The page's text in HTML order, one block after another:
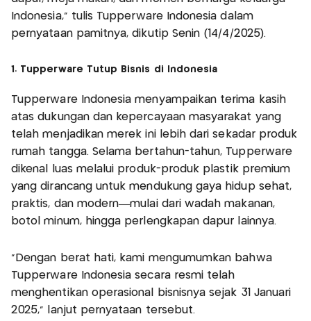
Indonesia,” tulis Tupperware Indonesia dalam
pernyataan pamitnya, dikutip Senin (14/4/2025).
1. Tupperware Tutup Bisnis di Indonesia
Tupperware Indonesia menyampaikan terima kasih
atas dukungan dan kepercayaan masyarakat yang
telah menjadikan merek ini lebih dari sekadar produk
rumah tangga. Selama bertahun-tahun, Tupperware
dikenal luas melalui produk-produk plastik premium
yang dirancang untuk mendukung gaya hidup sehat,
praktis, dan modern—mulai dari wadah makanan,
botol minum, hingga perlengkapan dapur lainnya.
“Dengan berat hati, kami mengumumkan bahwa
Tupperware Indonesia secara resmi telah
menghentikan operasional bisnisnya sejak 31 Januari
2025,” lanjut pernyataan tersebut.